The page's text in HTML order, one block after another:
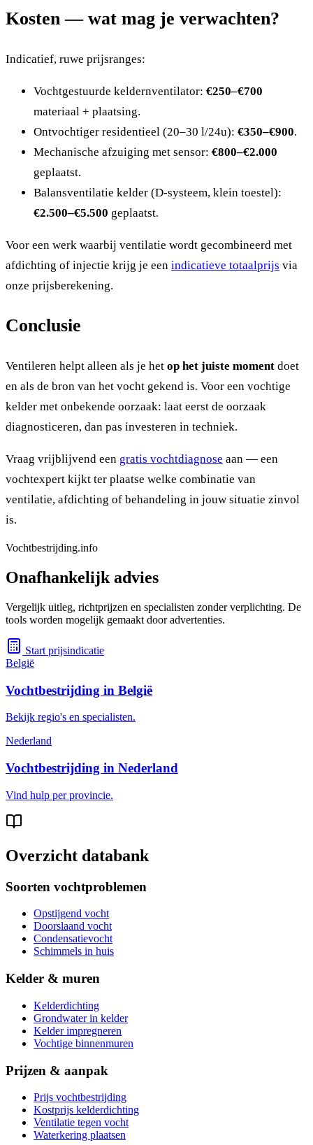
Kosten — wat mag je verwachten?
Indicatief, ruwe prijsranges:
Vochtgestuurde keldernventilator: €250–€700
materiaal + plaatsing.
Ontvochtiger residentieel (20–30 l/24u): €350–€900.
Mechanische afzuiging met sensor: €800–€2.000
geplaatst.
Balansventilatie kelder (D-systeem, klein toestel):
€2.500–€5.500 geplaatst.
Voor een werk waarbij ventilatie wordt gecombineerd met
afdichting of injectie krijg je een indicatieve totaalprijs via
onze prijsberekening.
Conclusie
Ventileren helpt alleen als je het op het juiste moment doet
en als de bron van het vocht gekend is. Voor een vochtige
kelder met onbekende oorzaak: laat eerst de oorzaak
diagnosticeren, dan pas investeren in techniek.
Vraag vrijblijvend een gratis vochtdiagnose aan — een
vochtexpert kijkt ter plaatse welke combinatie van
ventilatie, afdichting of behandeling in jouw situatie zinvol
is.
Vochtbestrijding.info
Onafhankelijk advies
Vergelijk uitleg, richtprijzen en specialisten zonder verplichting. De
tools worden mogelijk gemaakt door advertenties.
Start prijsindicatie
België
Vochtbestrijding in België
Bekijk regio's en specialisten.
Nederland
Vochtbestrijding in Nederland
Vind hulp per provincie.
Overzicht databank
Soorten vochtproblemen
Opstijgend vocht
Doorslaand vocht
Condensatievocht
Schimmels in huis
Kelder & muren
Kelderdichting
Grondwater in kelder
Kelder impregneren
Vochtige binnenmuren
Prijzen & aanpak
Prijs vochtbestrijding
Kostprijs kelderdichting
Ventilatie tegen vocht
Waterkering plaatsen